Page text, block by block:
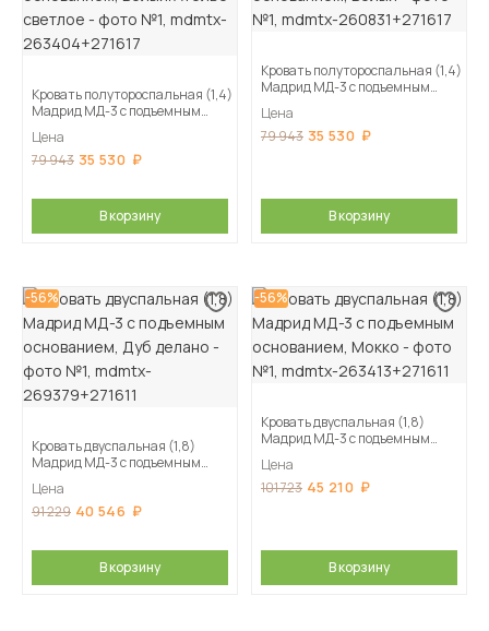
Кровать полутороспальная (1,4)
Мадрид МД-3 с подъемным
светлое
Цена
79 943 35 530
В корзину
Кровать полутороспальная (1,4)
Мадрид МД-3 с подъемным
Цена
79 943 35 530
В корзину
-56%
Кровать двуспальная (1,8)
Мадрид МД-3 с подъемным
Цена
91 229 40 546
В корзину
-56%
Кровать двуспальная (1,8)
Мадрид МД-3 с подъемным
Цена
101 723 45 210
В корзину